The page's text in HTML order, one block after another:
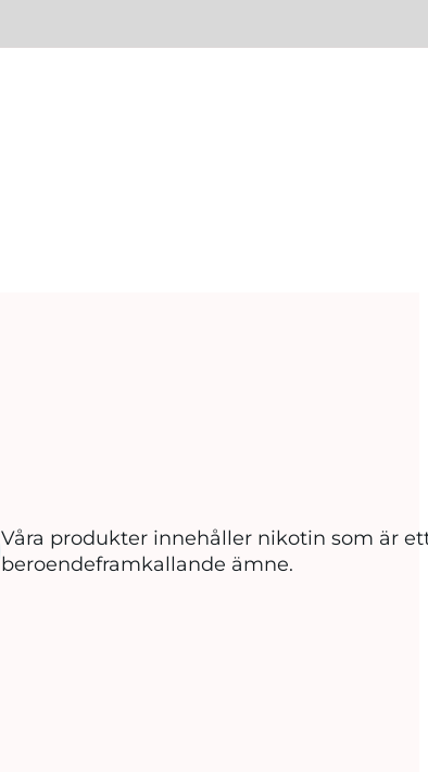
Våra produkter innehåller nikotin som är
beroendeframkallande ämne.